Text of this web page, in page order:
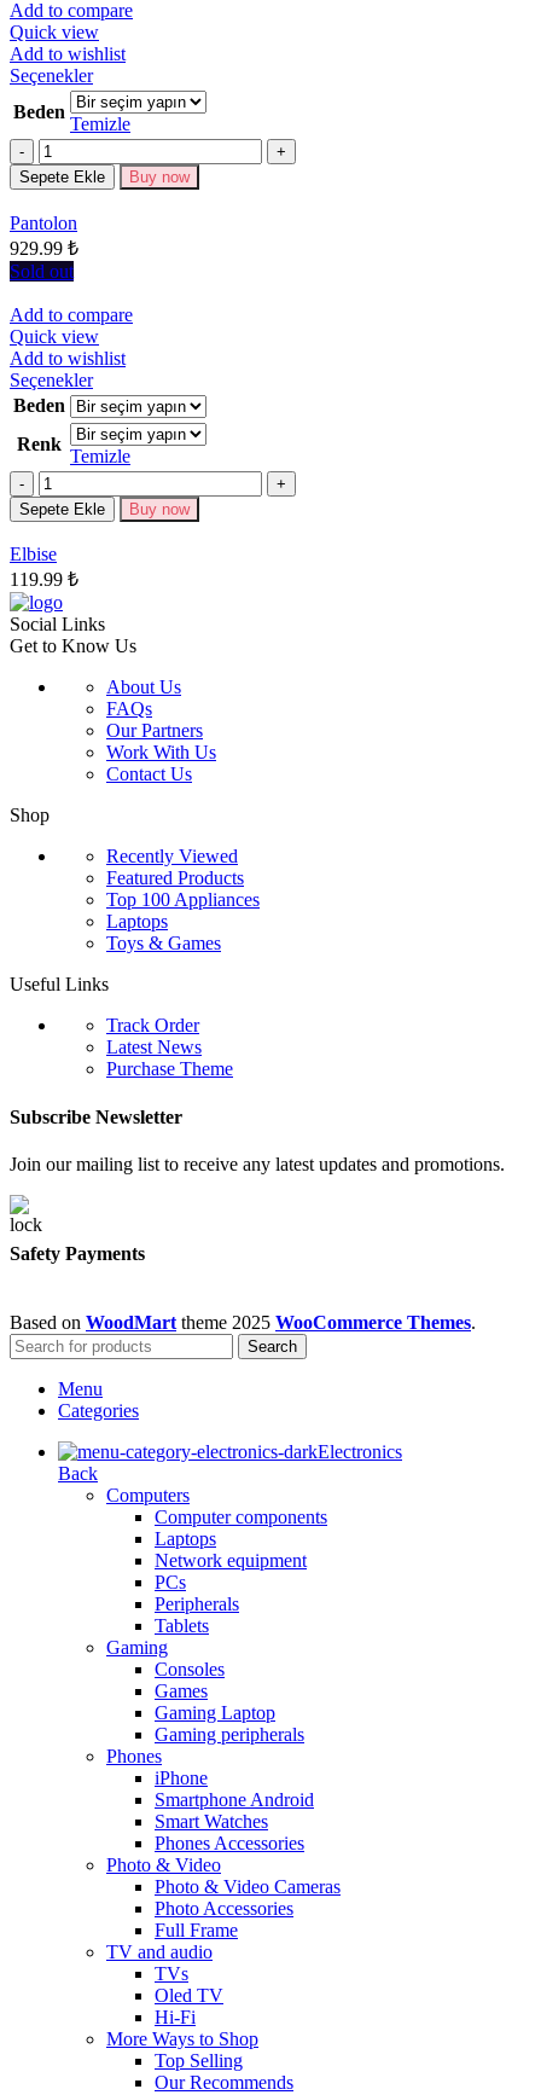
Add to compare
Quick view
Add to wishlist
SeçeneklerBu
ürünün
birden
fazla
varyasyonu
var.
Beden
Temizle
Miktar
Sepete Ekle Buy now
Pantolon
929.99 ₺
Sold out
Add to compare
Quick view
Add to wishlist
SeçeneklerBu
ürünün
birden
fazla
varyasyonu
Seçenekler
Beden
Renk
Temizle
Miktar
Sepete Ekle Buy now
Elbise
119.99 ₺
Social Links
Get to Know Us
About Us
FAQs
Our Partners
Work With Us
Contact Us
Shop
Recently Viewed
Featured Products
Top 100 Appliances
Laptops
Toys & Games
Useful Links
Track Order
Latest News
Purchase Theme
Subscribe Newsletter
Join our mailing list to receive any latest updates and promotions.
Safety Payments
Based on WoodMarttheme 2025 WooCommerce Themes.
Search
Menu
Categories
Electronics
Back
Computers
Computer components
Laptops
Network equipment
PCs
Peripherals
Tablets
Gaming
Consoles
Games
Gaming Laptop
Gaming peripherals
Phones
iPhone
Smartphone Android
Smart Watches
Phones Accessories
Photo & Video
Photo & Video Cameras
Photo Accessories
Full Frame
TV and audio
TVs
Oled TV
Hi-Fi
More Ways to Shop
Top Selling
Our Recommends